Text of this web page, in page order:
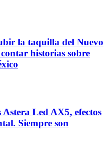
la taquilla del Nuevo
historias sobre
Led AX5, efectos
Siempre son